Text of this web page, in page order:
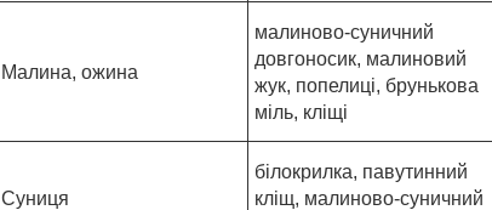
Малина, ожина
малиново-суничний
довгоносик, малиновий
жук, попелиці, брунькова
міль, кліщі
Суниця
білокрилка, павутинний
кліщ, малиново-суничний